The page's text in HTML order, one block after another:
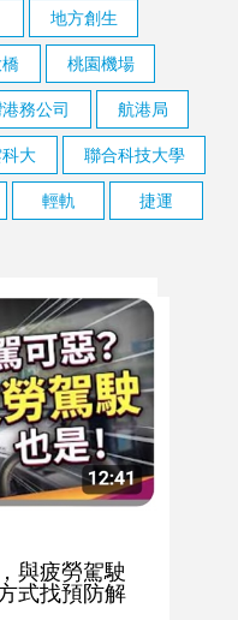
地方創生
桃園機場
務公司
航港局
大
聯合科技大學
輕軌
捷運
與疲勞駕駛
式找預防解